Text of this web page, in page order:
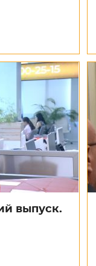
выпуск.